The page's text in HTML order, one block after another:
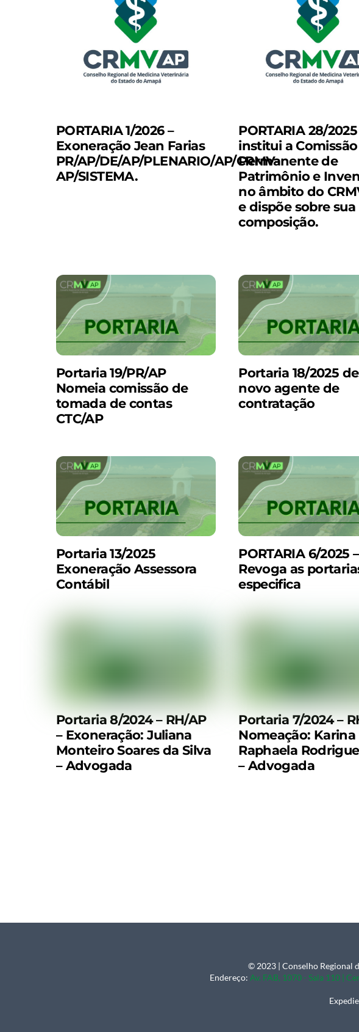
PORTARIA 1/2026 –
Exoneração Jean Farias
PR/AP/DE/AP/PLENARIO/AP/CRMV-
AP/SISTEMA.
PORTARIA 28/2025
institui a Comissão
Permanente de
Patrimônio e
no âmbito do
e dispõe sobre sua
composição.
Portaria 19/PR/AP
Nomeia comissão de
tomada de contas
CTC/AP
Portaria 18/2025
novo agente de
contratação
Portaria 13/2025
Exoneração Assessora
Contábil
PORTARIA 6/2025 –
Revoga as
especifica
Portaria 8/2024 – RH/AP
– Exoneração: Juliana
Monteiro Soares da Silva
– Advogada
Portaria 7/2024 –
Nomeação: Karina
Raphaela
– Advogada
© 2023 | Conselho Regional
Endereço: Av. FAB, 1070 - Sala 110 |